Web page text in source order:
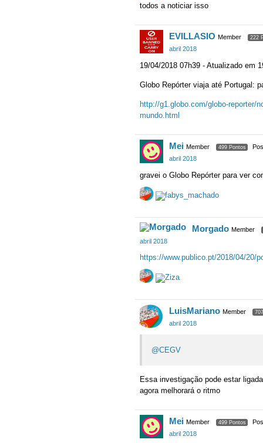
todos a noticiar isso
EVILLASIO Member 222
abril 2018
19/04/2018 07h39 - Atualizado em
Globo Repórter viaja até Portugal:
http://g1.globo.com/globo-reporter/
mundo.html
Mei Member 499 Pontos
abril 2018
gravei o Globo Repórter para ver
Morgado Member
abril 2018
https://www.publico.pt/2018/04/20/
LuisMariano Member
abril 2018
@CEGV
Essa investigação pode estar
agora melhorará o ritmo
Mei Member 499 Pontos
abril 2018